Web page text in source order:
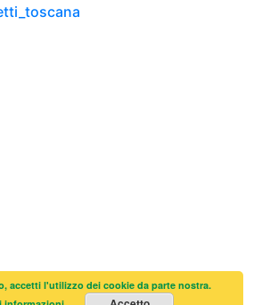
accetti l'utilizzo dei cookie da parte nostra.